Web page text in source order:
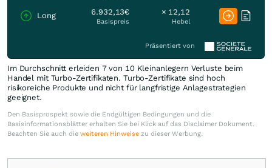
Long 6.932,13€
Basispreis
× 12,12
Hebel
Präsentiert von
Im Durchschnitt erleiden 7 von 10 Kleinanlegern Verluste beim
Handel mit Turbo-Zertifikaten. Turbo-Zertifikate sind hoch
risikoreiche Produkte und nicht für langfristige Anlagestrategien
geeignet.
Den Basisprospekt sowie die Endgültigen Bedingungen und die
Basisinformationsblätter erhalten Sie bei Klick auf das Disclaimer Dokument.
Beachten Sie auch die weiteren Hinweise zu dieser Werbung.